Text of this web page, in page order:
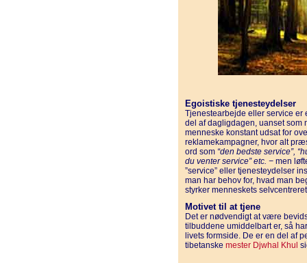
Egoistiske tjenesteydelser
Tjenestearbejde eller service er
del af dagligdagen, uanset som
menneske konstant udsat for
reklamekampagner, hvor alt
ord som “den bedste service”,
du venter service” etc. − men
”service” eller tjenesteydelser
man har behov for, hvad man
styrker menneskets
Motivet til at tjene
Det er nødvendigt at være
tilbuddene umiddelbart er, så
livets formside. De er en del af
tibetanske mester Djwhal Khul